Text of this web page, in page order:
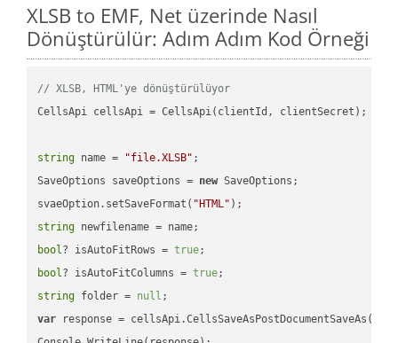
XLSB to EMF, Net üzerinde Nasıl
Dönüştürülür: Adım Adım Kod Örneği
// XLSB, HTML'ye dönüştürülüyor
CellsApi cellsApi = CellsApi(clientId, clientSecret);
string name = "file.XLSB" ;
SaveOptions saveOptions = new SaveOptions;
svaeOption.setSaveFormat( "HTML"
string
bool? isAutoFitRows = true
bool? isAutoFitColumns = true
string folder = null
var response =